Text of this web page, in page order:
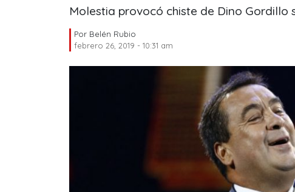
Molestia provocó chiste de Dino Gordillo
Por Belén Rubio
febrero 26, 2019 - 10:31 am